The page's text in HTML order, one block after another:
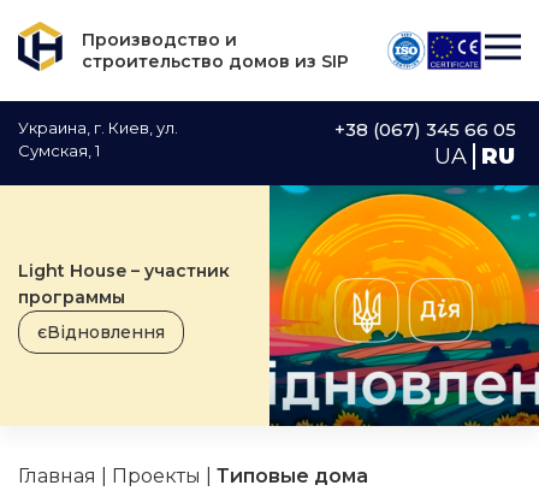
Производство и
строительство домов из SIP
Украина, г. Киев, ул.
Сумская, 1
+38 (067) 345 66 05
UA RU
Light House – участник
программы
єВідновлення
Главная Проекты Типовые дома